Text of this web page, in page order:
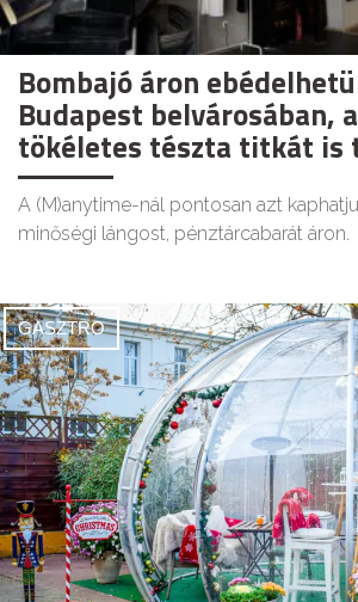
Bombajó áron
Budapest belvárosában,
tökéletes tészta titkát is
A (M)anytime-nál pontosan azt
minőségi lángost, pénztárcabarát áron.
GASZTRO